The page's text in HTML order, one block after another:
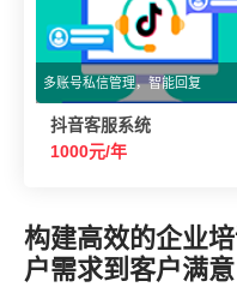
多账号私信管理，智能回复
抖音客服系统
1000元/年
构建高效的企业
户需求到客户满意